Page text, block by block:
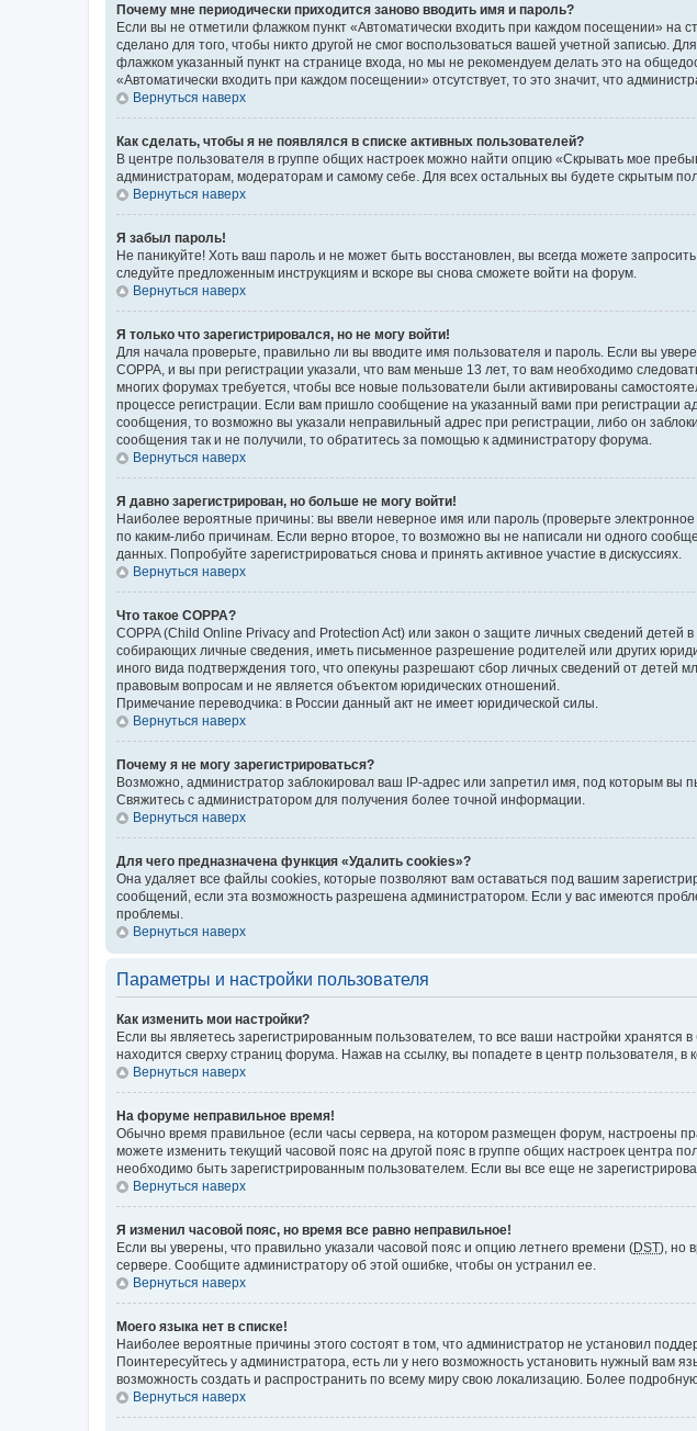
Почему мне периодически приходится заново вводить имя и пароль?
Если вы не отметили флажком пункт «Автоматически входить при каждом посещении»
сделано для того, чтобы никто другой не смог воспользоваться вашей учетной записью.
флажком указанный пункт на странице входа, но мы не рекомендуем делать это на
«Автоматически входить при каждом посещении» отсутствует, то это значит, что
Вернуться наверх
Как сделать, чтобы я не появлялся в списке активных пользователей?
В центре пользователя в группе общих настроек можно найти опцию «Скрывать мое
администраторам, модераторам и самому себе. Для всех остальных вы будете скрытым
Вернуться наверх
Я забыл пароль!
Не паникуйте! Хоть ваш пароль и не может быть восстановлен, вы всегда можете
следуйте предложенным инструкциям и вскоре вы снова сможете войти на форум.
Вернуться наверх
Я только что зарегистрировался, но не могу войти!
Для начала проверьте, правильно ли вы вводите имя пользователя и пароль. Если вы
COPPA, и вы при регистрации указали, что вам меньше 13 лет, то вам необходимо
многих форумах требуется, чтобы все новые пользователи были активированы
процессе регистрации. Если вам пришло сообщение на указанный вами при регистрации
сообщения, то возможно вы указали неправильный адрес при регистрации, либо он
сообщения так и не получили, то обратитесь за помощью к администратору форума.
Вернуться наверх
Я давно зарегистрирован, но больше не могу войти!
Наиболее вероятные причины: вы ввели неверное имя или пароль (проверьте
по каким-либо причинам. Если верно второе, то возможно вы не написали ни одного
данных. Попробуйте зарегистрироваться снова и принять активное участие в дискуссиях.
Вернуться наверх
Что такое COPPA?
COPPA (Child Online Privacy and Protection Act) или закон о защите личных сведений
собирающих личные сведения, иметь письменное разрешение родителей или других
иного вида подтверждения того, что опекуны разрешают сбор личных сведений от
правовым вопросам и не является объектом юридических отношений.
Примечание переводчика: в России данный акт не имеет юридической силы.
Вернуться наверх
Почему я не могу зарегистрироваться?
Возможно, администратор заблокировал ваш IP-адрес или запретил имя, под которым вы
Свяжитесь с администратором для получения более точной информации.
Вернуться наверх
Для чего предназначена функция «Удалить cookies»?
Она удаляет все файлы cookies, которые позволяют вам оставаться под вашим
сообщений, если эта возможность разрешена администратором. Если у вас имеются
проблемы.
Вернуться наверх
Параметры и настройки пользователя
Как изменить мои настройки?
Если вы являетесь зарегистрированным пользователем, то все ваши настройки
находится сверху страниц форума. Нажав на ссылку, вы попадете в центр пользователя, в
Вернуться наверх
На форуме неправильное время!
Обычно время правильное (если часы сервера, на котором размещен форум, настроены
можете изменить текущий часовой пояс на другой пояс в группе общих настроек центра
необходимо быть зарегистрированным пользователем. Если вы все еще не
Вернуться наверх
Я изменил часовой пояс, но время все равно неправильное!
Если вы уверены, что правильно указали часовой пояс и опцию летнего времени (DST), но
сервере. Сообщите администратору об этой ошибке, чтобы он устранил ее.
Вернуться наверх
Моего языка нет в списке!
Наиболее вероятные причины этого состоят в том, что администратор не установил
Поинтересуйтесь у администратора, есть ли у него возможность установить нужный вам
возможность создать и распространить по всему миру свою локализацию. Более
Вернуться наверх